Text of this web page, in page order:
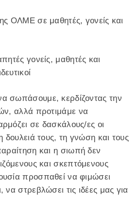
ΟΛΜΕ σε μαθητές, γονείς και
γονείς, μαθητές και
σωπάσουμε, κερδίζοντας την
αλλά προτιμάμε να
σε δασκάλους/ες οι
δουλειά τους, τη γνώση και τους
και η σιωπή δεν
και σκεπτόμενους
προσπαθεί να φιμώσει
να στρεβλώσει τις ιδέες μας για